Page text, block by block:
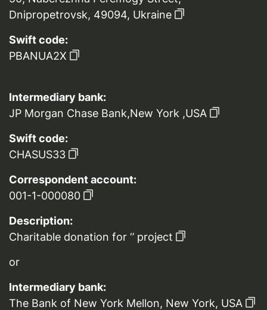
Dnipropetrovsk, 49094, Ukraine
Swift code:
PBANUA2X
Intermediary bank:
JP Morgan Chase Bank,New York ,USA
Swift code:
CHASUS33
Correspondent account:
001-1-000080
Description:
Charitable donation for ‘’ project
or
Intermediary bank:
The Bank of New York Mellon, New York, USA